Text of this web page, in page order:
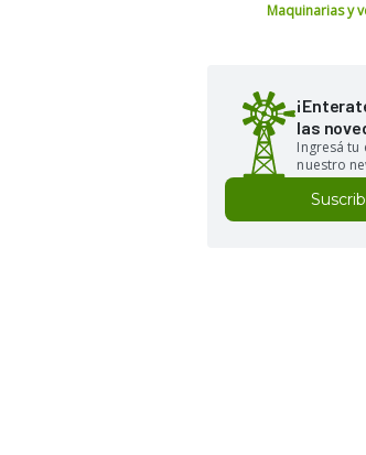
Maquinarias y
las
Ingresá tu
nuestro